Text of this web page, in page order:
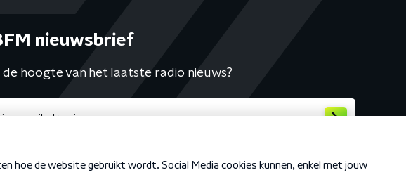
nieuwsbrief
hoogte van het laatste radio nieuws?